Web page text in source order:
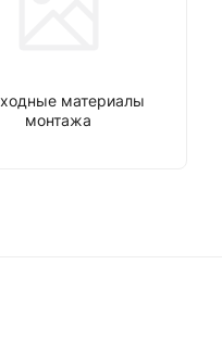
материалы
монтажа